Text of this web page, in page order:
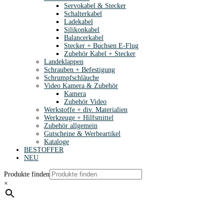
Servokabel & Stecker
Schalterkabel
Ladekabel
Silikonkabel
Balancerkabel
Stecker + Buchsen E-Flug
Zubehör Kabel + Stecker
Landeklappen
Schrauben + Befestigung
Schrumpfschläuche
Video Kamera & Zubehör
Kamera
Zubehör Video
Werkstoffe + div. Materialien
Werkzeuge + Hilfsmittel
Zubehör allgemein
Gutscheine & Werbeartikel
Kataloge
BESTOFFER
NEU
Produkte finden
×